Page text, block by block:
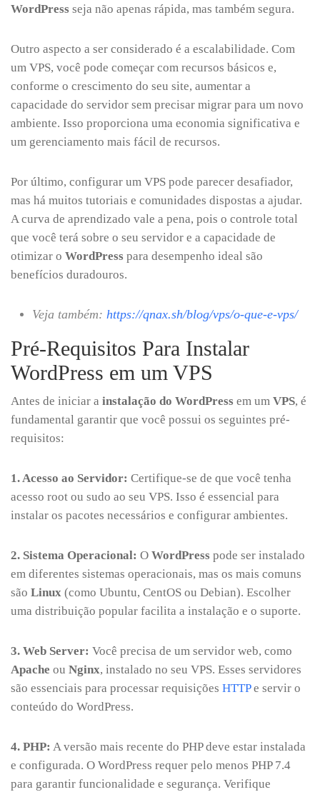
WordPress seja não apenas rápida, mas também segura.
Outro aspecto a ser considerado é a escalabilidade. Com
um VPS, você pode começar com recursos básicos e,
conforme o crescimento do seu site, aumentar a
capacidade do servidor sem precisar migrar para um novo
ambiente. Isso proporciona uma economia significativa e
um gerenciamento mais fácil de recursos.
Por último, configurar um VPS pode parecer desafiador,
mas há muitos tutoriais e comunidades dispostas a ajudar.
A curva de aprendizado vale a pena, pois o controle total
que você terá sobre o seu servidor e a capacidade de
otimizar o WordPress para desempenho ideal são
benefícios duradouros.
Veja também: https://qnax.sh/blog/vps/o-que-e-vps/
Pré-Requisitos Para Instalar
WordPress em um VPS
Antes de iniciar a instalação do WordPress em um VPS, é
fundamental garantir que você possui os seguintes pré-
requisitos:
1. Acesso ao Servidor: Certifique-se de que você tenha
acesso root ou sudo ao seu VPS. Isso é essencial para
instalar os pacotes necessários e configurar ambientes.
2. Sistema Operacional: O WordPress pode ser instalado
em diferentes sistemas operacionais, mas os mais comuns
são Linux (como Ubuntu, CentOS ou Debian). Escolher
uma distribuição popular facilita a instalação e o suporte.
3. Web Server: Você precisa de um servidor web, como
Apache ou Nginx, instalado no seu VPS. Esses servidores
são essenciais para processar requisições HTTPe servir o
conteúdo do WordPress.
4. PHP: A versão mais recente do PHP deve estar instalada
e configurada. O WordPress requer pelo menos PHP 7.4
para garantir funcionalidade e segurança. Verifique